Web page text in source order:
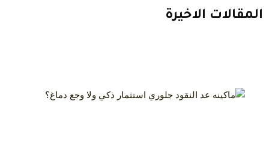
المقالات الاخيرة